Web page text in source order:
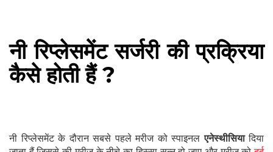
नी रिप्लेसमेंट सर्जरी की प्रक्रिया
कैसे होती हैं ?
नी रिप्लेसमेंट के दौरान सबसे पहले मरीज को स्पाइनलएनेस्थीसियादिया